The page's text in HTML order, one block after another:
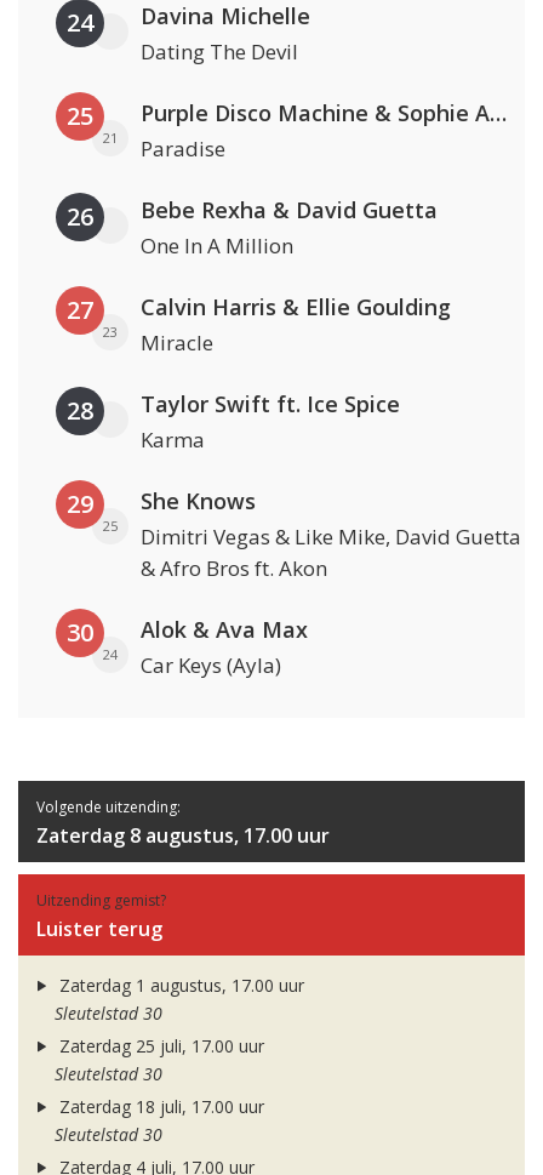
24 Davina Michelle
Dating The Devil
25
21
Purple Disco Machine & Sophie And The Giants
Paradise
26 Bebe Rexha & David Guetta
One In A Million
27
23
Calvin Harris & Ellie Goulding
Miracle
28 Taylor Swift ft. Ice Spice
Karma
29
25
She Knows
Dimitri Vegas & Like Mike, David Guetta
& Afro Bros ft. Akon
30
24
Alok & Ava Max
Car Keys (Ayla)
Volgende uitzending:
Zaterdag 8 augustus, 17.00 uur
Uitzending gemist?
Luister terug
Zaterdag 1 augustus, 17.00 uur
Sleutelstad 30
Zaterdag 25 juli, 17.00 uur
Sleutelstad 30
Zaterdag 18 juli, 17.00 uur
Sleutelstad 30
Zaterdag 4 juli, 17.00 uur